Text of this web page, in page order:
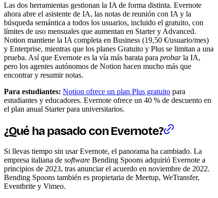
Las dos herramientas gestionan la IA de forma distinta. Evernote
ahora abre el asistente de IA, las notas de reunión con IA y la
búsqueda semántica a todos los usuarios, incluido el gratuito, con
límites de uso mensuales que aumentan en Starter y Advanced.
Notion mantiene la IA completa en Business (19,50 €/usuario/mes)
y Enterprise, mientras que los planes Gratuito y Plus se limitan a una
prueba. Así que Evernote es la vía más barata para probarla IA,
pero los agentes autónomos de Notion hacen mucho más que
encontrar y resumir notas.
Para estudiantes: Notion ofrece un plan Plus gratuito para
estudiantes y educadores. Evernote ofrece un 40 % de descuento en
el plan anual Starter para universitarios.
¿Qué ha pasado con Evernote?
Si llevas tiempo sin usar Evernote, el panorama ha cambiado. La
empresa italiana de software Bending Spoons adquirió Evernote a
principios de 2023, tras anunciar el acuerdo en noviembre de 2022.
Bending Spoons también es propietaria de Meetup, WeTransfer,
Eventbrite y Vimeo.